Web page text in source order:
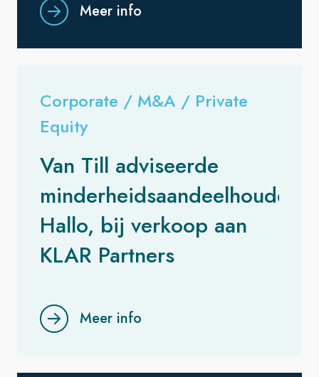
Meer info
Corporate / M&A / Private
Equity
Van Till adviseerde
minderheidsaandeelhouders
Hallo, bij verkoop aan
KLAR Partners
Meer info